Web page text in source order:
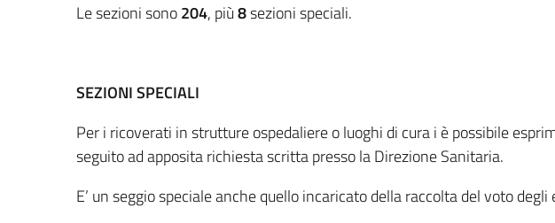
Le sezioni sono204, più8sezioni speciali.
SEZIONI SPECIALI
Per i ricoverati in strutture ospedaliere o luoghi di cura i è possibile
seguito ad apposita richiesta scritta presso la Direzione Sanitaria.
E’ un seggio speciale anche quello incaricato della raccolta del voto